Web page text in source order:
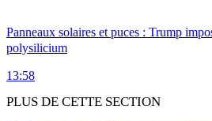
Panneaux solaires et puces : Trump
polysilicium
13:58
PLUS DE CETTE SECTION